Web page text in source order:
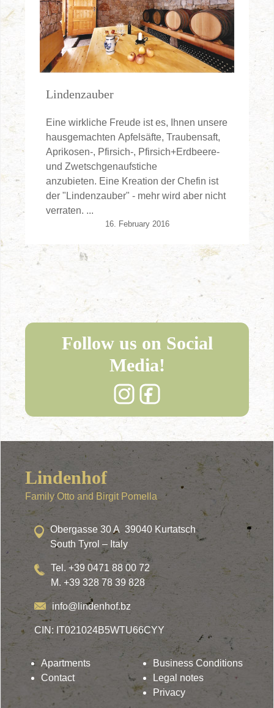
Lindenzauber
Eine wirkliche Freude ist es, Ihnen unsere
hausgemachten Apfelsäfte, Traubensaft,
Aprikosen-, Pfirsich-, Pfirsich+Erdbeere-
und Zwetschgenaufstiche
anzubieten. Eine Kreation der Chefin ist
der "Lindenzauber" - mehr wird aber nicht
verraten. ...
16. February 2016
Follow us on Social
Media!
Lindenhof
Family Otto and Birgit Pomella
Obergasse 30 A 39040 Kurtatsch
South Tyrol – Italy
Tel. +39 0471 88 00 72
M. +39 328 78 39 828
info@lindenhof.bz
CIN: IT021024B5WTU66CYY
Apartments
Contact
Business Conditions
Legal notes
Privacy